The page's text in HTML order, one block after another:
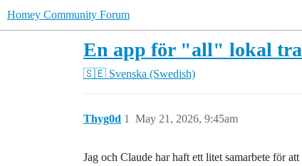
Homey Community Forum
En app för "all" lokal
🇸🇪 Svenska (Swedish)
Thyg0d May 21, 2026, 9:45am
1
Jag och Claude har haft ett litet samarbete för